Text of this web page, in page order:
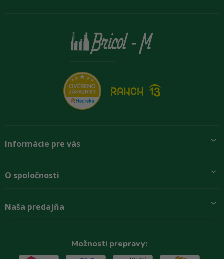
Informácie pre vás
Preprava a platba
Rady zákazníkom
O spoločnosti
O firme
Naša predajňa
Možnosti prepravy: